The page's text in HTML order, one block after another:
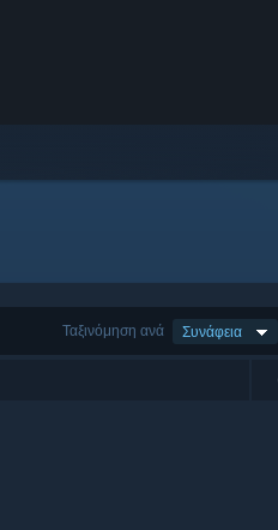
Ταξινόμηση ανά Συνάφεια